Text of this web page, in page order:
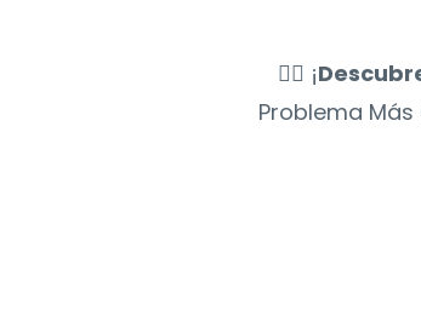
👉🏻 ¡
Problema